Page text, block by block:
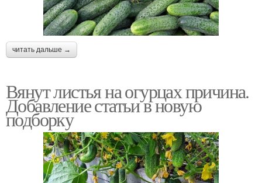
читать дальше →
Вянут листья на огурцах причина.
Добавление статьи в новую
подборку